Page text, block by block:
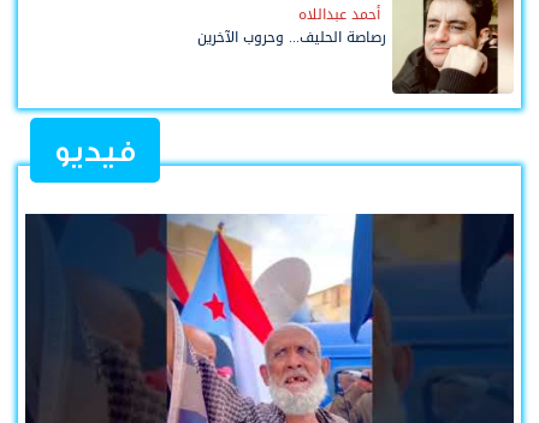
أحمد عبداللاه
رصاصة الحليف... وحروب الآخرين
فيديو